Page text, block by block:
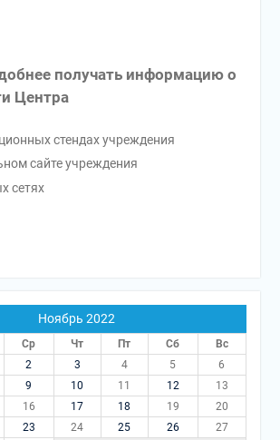
получать информацию о
Центра
стендах учреждения
сайте учреждения
сетях
Ноябрь 2022
Ср Чт Пт Сб
Вс
2 3 4 5
6
9 10 11 12
13
16 17 18 19
20
23 24 25 26
27